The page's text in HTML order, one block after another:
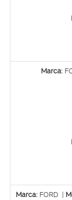
Marca:
Marca:FORD |